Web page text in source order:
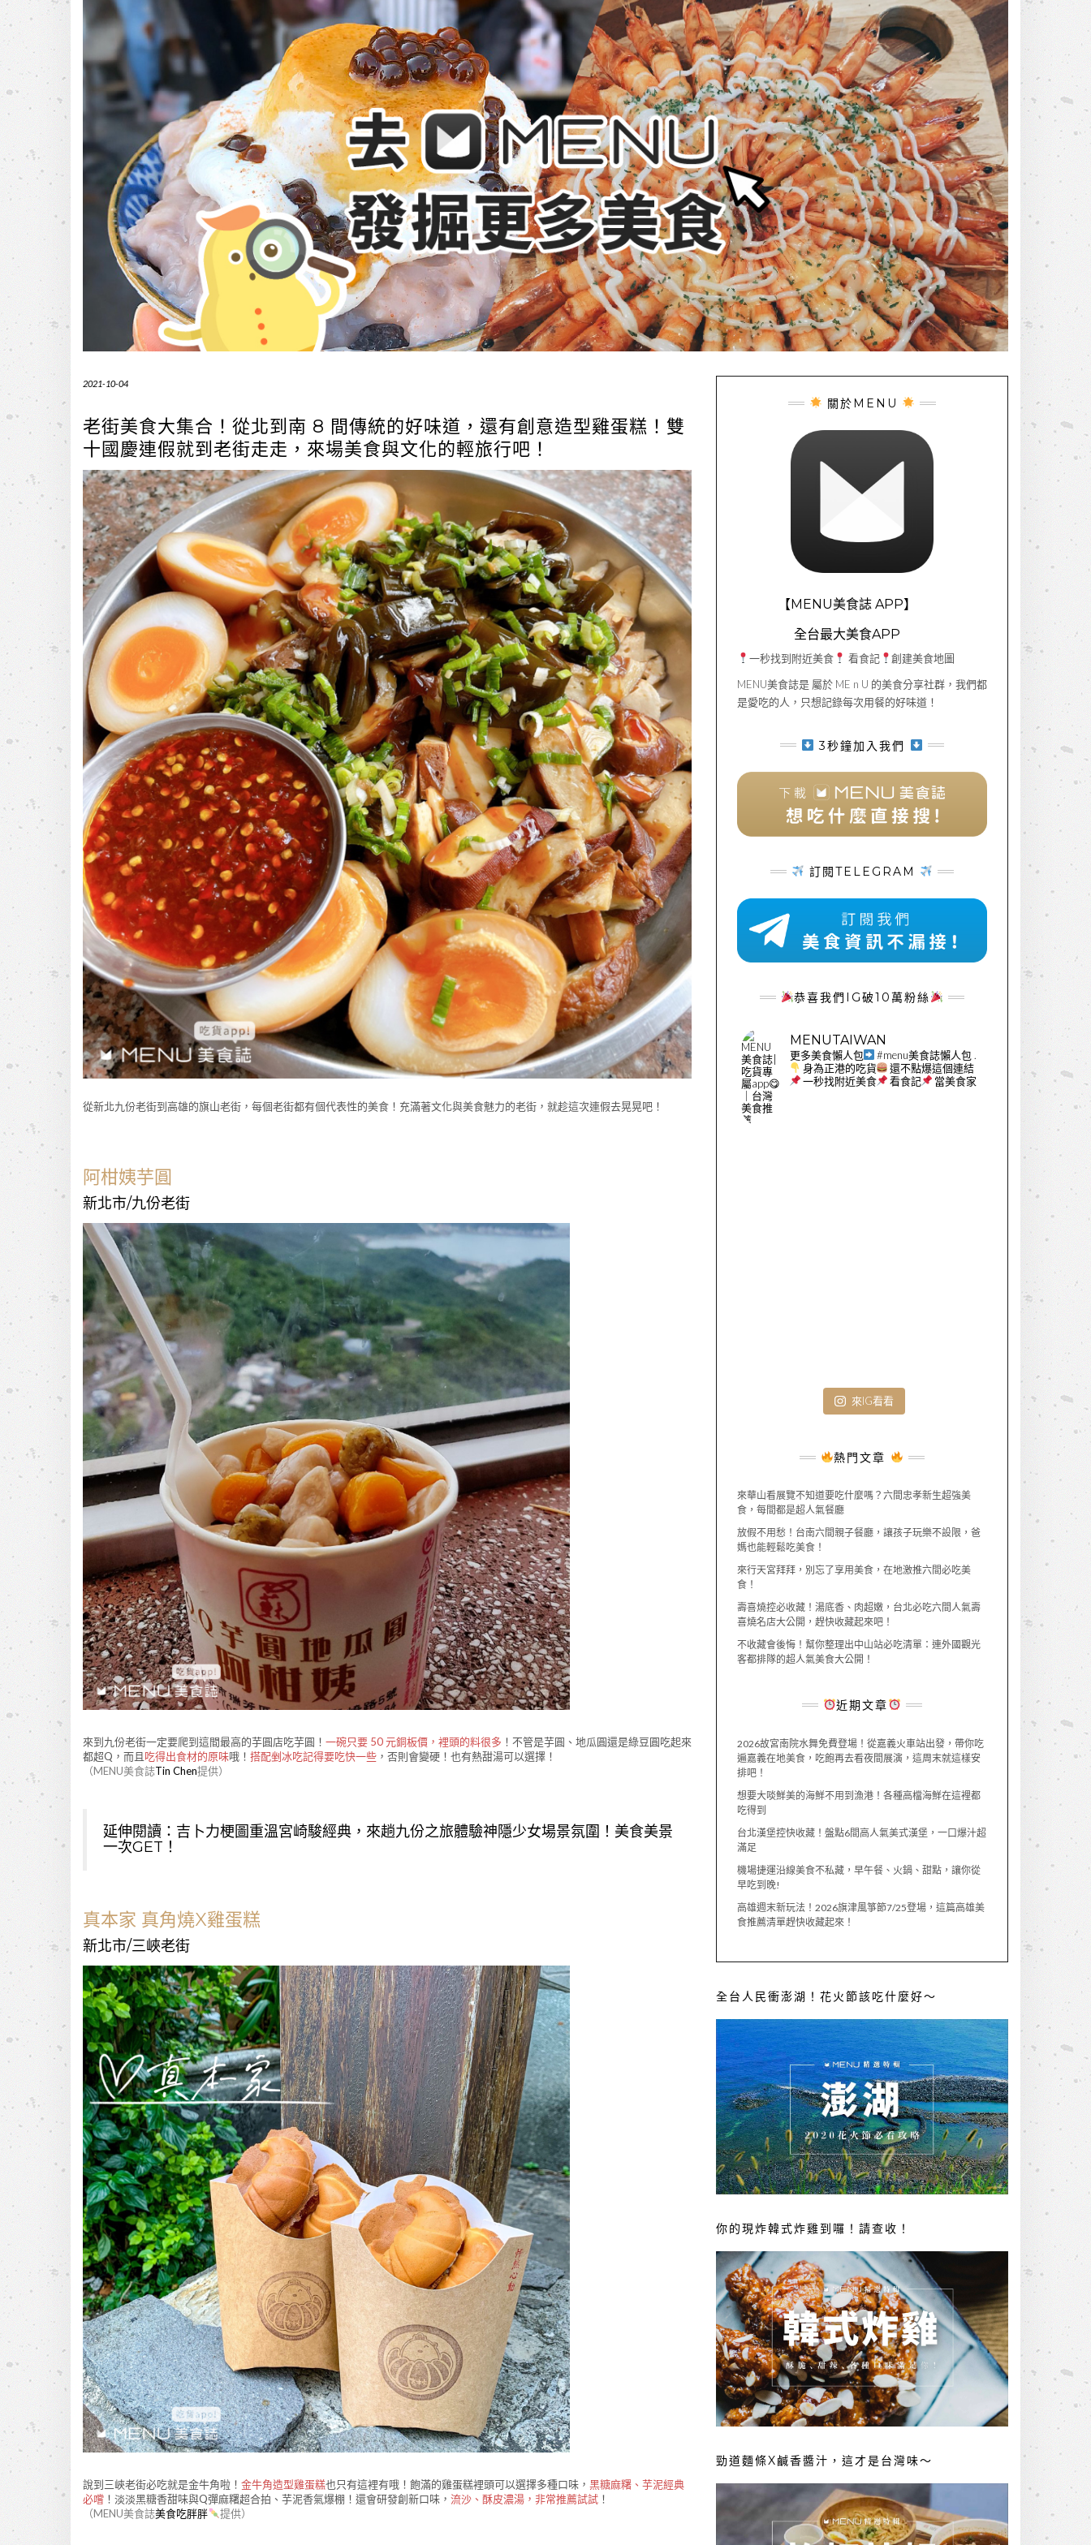
2021-10-04
老街美食大集合！從北到南 8 間傳統的好味道，還有創意造型雞蛋糕！雙
十國慶連假就到老街走走，來場美食與文化的輕旅行吧！
從新北九份老街到高雄的旗山老街，每個老街都有個代表性的美食！充滿著文化與美食魅力的老街，就趁這次連假去晃晃吧！
阿柑姨芋圓
新北市/九份老街
來到九份老街一定要爬到這間最高的芋圓店吃芋圓！ 一碗只要 50 元銅板價，裡頭的料很多 ！不管是芋圓、地瓜圓還是綠豆圓吃起來
都超Q，而且吃得出食材的原味哦！ 搭配剉冰吃記得要吃快一些 ，否則會變硬！也有熱甜湯可以選擇！
（MENU美食誌Tin Chen提供）
延伸閱讀： 吉卜力梗圖重溫宮崎駿經典，來趟九份之旅體驗神隱少女場景氛圍！美食美景
一次GET！
真本家 真角燒X雞蛋糕
新北市/三峽老街
說到三峽老街必吃就是金牛角啦！ 金牛角造型雞蛋糕也只有這裡有哦！飽滿的雞蛋糕裡頭可以選擇多種口味， 黑糖麻糬、芋泥經典
必嚐 ！淡淡黑糖香甜味與Q彈麻糬超合拍、芋泥香氣爆棚！還會研發創新口味， 流沙、酥皮濃湯，非常推薦試試 ！
（MENU美食誌美食吃胖胖 提供）
關於MENU
【MENU美食誌 APP】
全台最大美食APP
一秒找到附近美食 看食記
創建美食地圖
MENU美食誌是 屬於 ME n U 的美食分享社群，我們都
是愛吃的人，只想記錄每次用餐的好味道！
3秒鐘加入我們
訂閱TELEGRAM
恭喜我們IG破10萬粉絲
MENUTAIWAN
更多美食懶人包 #menu美食誌懶人包 .
身為正港的吃貨
還不點爆這個連結
一秒找附近美食
看食記 當美食家
來IG看看
熱門文章
來華山看展覽不知道要吃什麼嗎？六間忠孝新生超強美
食，每間都是超人氣餐廳
放假不用愁！台南六間親子餐廳，讓孩子玩樂不設限，爸
媽也能輕鬆吃美食！
來行天宮拜拜，別忘了享用美食，在地激推六間必吃美
食！
壽喜燒控必收藏！湯底香、肉超嫩，台北必吃六間人氣壽
喜燒名店大公開，趕快收藏起來吧！
不收藏會後悔！幫你整理出中山站必吃清單：連外國觀光
客都排隊的超人氣美食大公開！
近期文章
2026故宮南院水舞免費登場！從嘉義火車站出發，帶你吃
遍嘉義在地美食，吃飽再去看夜間展演，這周末就這樣安
排吧！
想要大啖鮮美的海鮮不用到漁港！各種高檔海鮮在這裡都
吃得到
台北漢堡控快收藏！盤點6間高人氣美式漢堡，一口爆汁超
滿足
機場捷運沿線美食不私藏，早午餐、火鍋、甜點，讓你從
早吃到晚!
高雄週末新玩法！2026旗津風箏節7/25登場，這篇高雄美
食推薦清單趕快收藏起來！
全台人民衝澎湖！花火節該吃什麼好～
你的現炸韓式炸雞到囉！請查收！
勁道麵條X鹹香醬汁，這才是台灣味～